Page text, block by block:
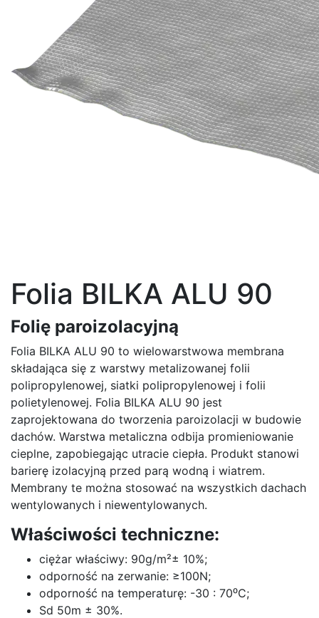
Folia BILKA ALU 90
Folię paroizolacyjną
Folia BILKA ALU 90 to wielowarstwowa membrana
składająca się z warstwy metalizowanej folii
polipropylenowej, siatki polipropylenowej i folii
polietylenowej. Folia BILKA ALU 90 jest
zaprojektowana do tworzenia paroizolacji w budowie
dachów. Warstwa metaliczna odbija promieniowanie
cieplne, zapobiegając utracie ciepła. Produkt stanowi
barierę izolacyjną przed parą wodną i wiatrem.
Membrany te można stosować na wszystkich dachach
wentylowanych i niewentylowanych.
Właściwości techniczne:
ciężar właściwy: 90g/m²± 10%;
odporność na zerwanie: ≥100N;
odporność na temperaturę: -30 : 70⁰C;
Sd 50m ± 30%.